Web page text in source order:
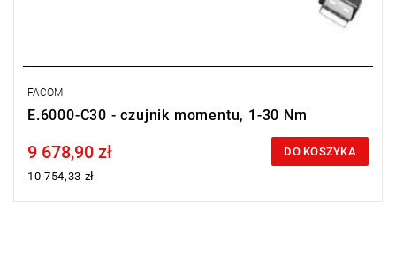
FACOM
E.6000-C30 - czujnik momentu, 1-30 Nm
Price tax included
9 678,90 zł
10 754,33 zł
DO KOSZYKA